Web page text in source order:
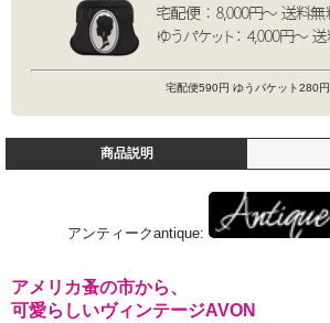
宅配便590円 ゆうパケット280円
商品説明
アンティークantique:
アメリカ蚤の市から、
可愛らしいヴィンテージAVON